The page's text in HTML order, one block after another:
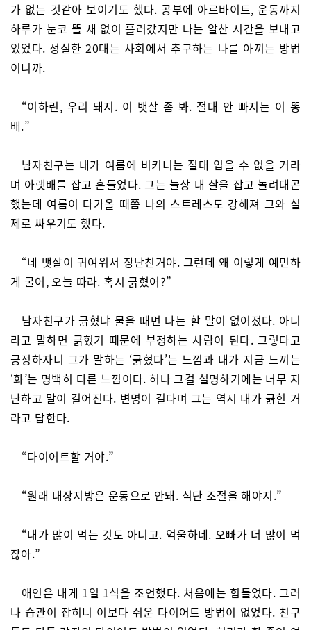
가 없는 것같아 보이기도 했다. 공부에 아르바이트, 운동까지
하루가 눈코 뜰 새 없이 흘러갔지만 나는 알찬 시간을 보내고
있었다. 성실한 20대는 사회에서 추구하는 나를 아끼는 방법
이니까.
“이하린, 우리 돼지. 이 뱃살 좀 봐. 절대 안 빠지는 이 똥
배.”
남자친구는 내가 여름에 비키니는 절대 입을 수 없을 거라
며 아랫배를 잡고 흔들었다. 그는 늘상 내 살을 잡고 놀려대곤
했는데 여름이 다가올 때쯤 나의 스트레스도 강해져 그와 실
제로 싸우기도 했다.
“네 뱃살이 귀여워서 장난친거야. 그런데 왜 이렇게 예민하
게 굴어, 오늘 따라. 혹시 긁혔어?”
남자친구가 긁혔냐 물을 때면 나는 할 말이 없어졌다. 아니
라고 말하면 긁혔기 때문에 부정하는 사람이 된다. 그렇다고
긍정하자니 그가 말하는 ‘긁혔다’는 느낌과 내가 지금 느끼는
‘화’는 명백히 다른 느낌이다. 허나 그걸 설명하기에는 너무 지
난하고 말이 길어진다. 변명이 길다며 그는 역시 내가 긁힌 거
라고 답한다.
“다이어트할 거야.”
“원래 내장지방은 운동으로 안돼. 식단 조절을 해야지.”
“내가 많이 먹는 것도 아니고. 억울하네. 오빠가 더 많이 먹
잖아.”
애인은 내게 1일 1식을 조언했다. 처음에는 힘들었다. 그러
나 습관이 잡히니 이보다 쉬운 다이어트 방법이 없었다. 친구